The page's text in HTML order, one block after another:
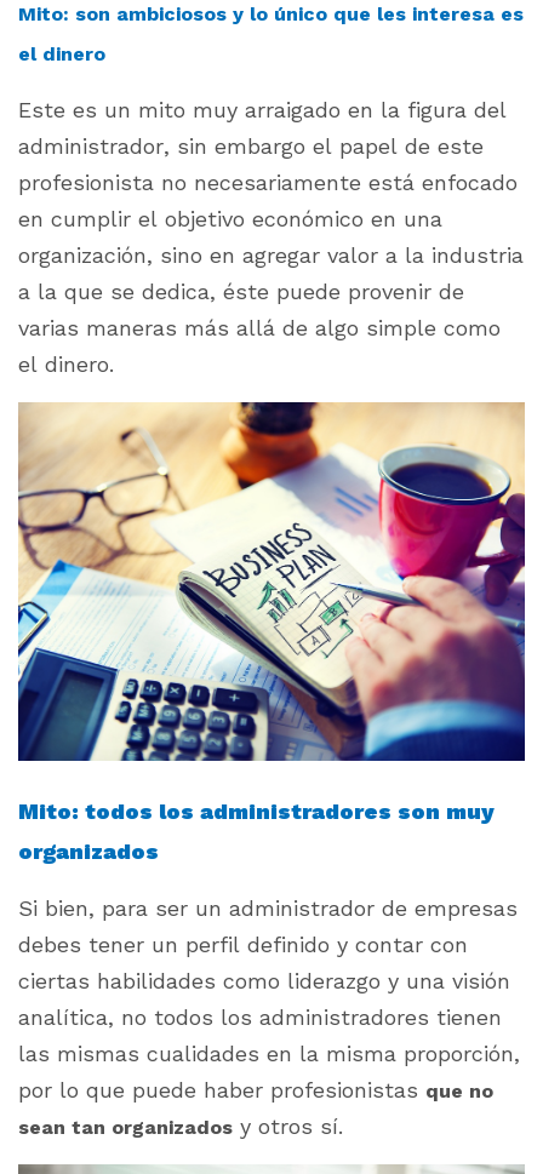
Mito: son ambiciosos y lo único que les interesa es
el dinero
Este es un mito muy arraigado en la figura del
administrador, sin embargo el papel de este
profesionista no necesariamente está enfocado
en cumplir el objetivo económico en una
organización, sino en agregar valor a la industria
a la que se dedica, éste puede provenir de
varias maneras más allá de algo simple como
el dinero.
Mito: todos los administradores son muy
organizados
Si bien, para ser un administrador de empresas
debes tener un perfil definido y contar con
ciertas habilidades como liderazgo y una visión
analítica, no todos los administradores tienen
las mismas cualidades en la misma proporción,
por lo que puede haber profesionistas que no
sean tan organizados y otros sí.